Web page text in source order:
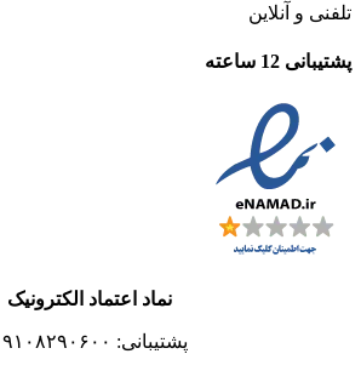
تلفنی و آنلاین
پشتیبانی 12 ساعته
نماد اعتماد الکترونیک
پشتیبانی: ۰۹۱۰۸۲۹۰۶۰۰